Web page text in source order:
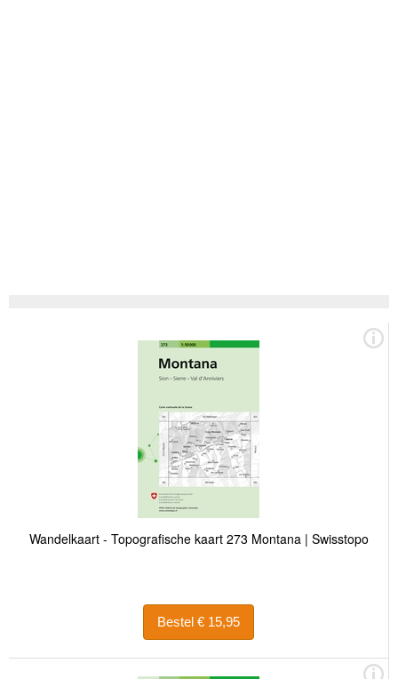
Wandelkaart - Topografische kaart 273 Montana | Swisstopo
Bestel € 15,95